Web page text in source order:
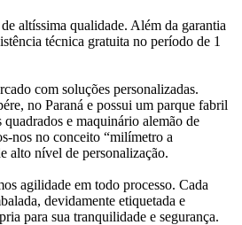
altíssima qualidade. Além da garantia
técnica gratuita no período de 1
com soluções personalizadas.
no Paraná e possui um parque fabril
e maquinário alemão de
nos no conceito “milímetro a
alto nível de personalização.
agilidade em todo processo. Cada
devidamente etiquetada e
para sua tranquilidade e segurança.